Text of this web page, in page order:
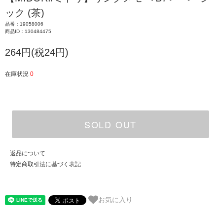
ック (茶)
品番：19058006
商品ID：130484475
264円(税24円)
在庫状況 0
SOLD OUT
返品について
特定商取引法に基づく表記
お気に入り